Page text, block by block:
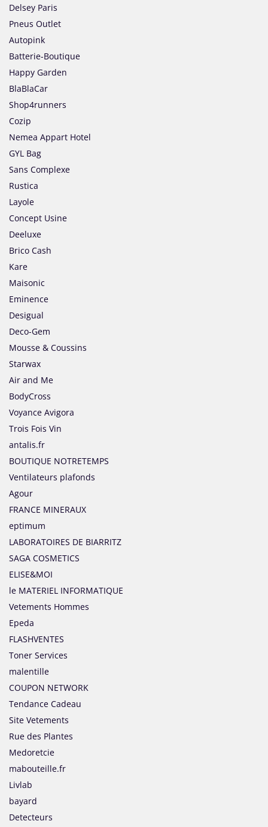
Delsey Paris
Pneus Outlet
Autopink
Batterie-Boutique
Happy Garden
BlaBlaCar
Shop4runners
Cozip
Nemea Appart Hotel
GYL Bag
Sans Complexe
Rustica
Layole
Concept Usine
Deeluxe
Brico Cash
Kare
Maisonic
Eminence
Desigual
Deco-Gem
Mousse & Coussins
Starwax
Air and Me
BodyCross
Voyance Avigora
Trois Fois Vin
antalis.fr
BOUTIQUE NOTRETEMPS
Ventilateurs plafonds
Agour
FRANCE MINERAUX
eptimum
LABORATOIRES DE BIARRITZ
SAGA COSMETICS
ELISE&MOI
le MATERIEL INFORMATIQUE
Vetements Hommes
Epeda
FLASHVENTES
Toner Services
malentille
COUPON NETWORK
Tendance Cadeau
Site Vetements
Rue des Plantes
Medoretcie
mabouteille.fr
Livlab
bayard
Detecteurs